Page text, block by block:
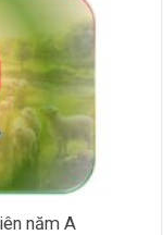
năm A